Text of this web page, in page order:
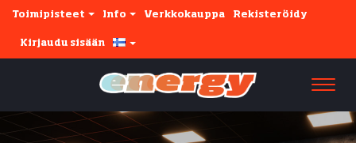
Toimipisteet Info Verkkokauppa Rekisteröidy
Kirjaudu sisään